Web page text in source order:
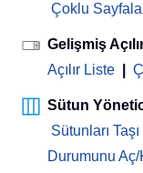
Çoklu
Gelişmiş
Açılır Liste
Sütun
Sütunları Taşı
Durumunu Aç/